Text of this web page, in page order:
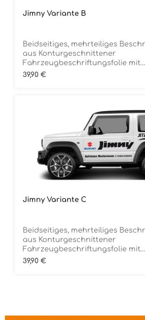
Jimny Variante B
Beidseitiges, mehrteiliges
aus Konturgeschnittener
Fahrzeugbeschriftungsfolie mit
ÜbertragungstapeDie Folie ist
entfernbar
Regulärer Preis:
39,90 €
Jimny Variante C
Beidseitiges, mehrteiliges
aus Konturgeschnittener
Fahrzeugbeschriftungsfolie mit
ÜbertragungstapeDie Folie ist
Regulärer Preis:
39,90 €